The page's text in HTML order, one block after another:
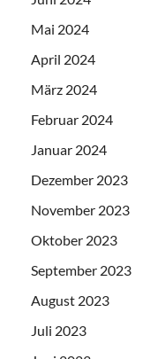
Mai 2024
April 2024
März 2024
Februar 2024
Januar 2024
Dezember 2023
November 2023
Oktober 2023
September 2023
August 2023
Juli 2023